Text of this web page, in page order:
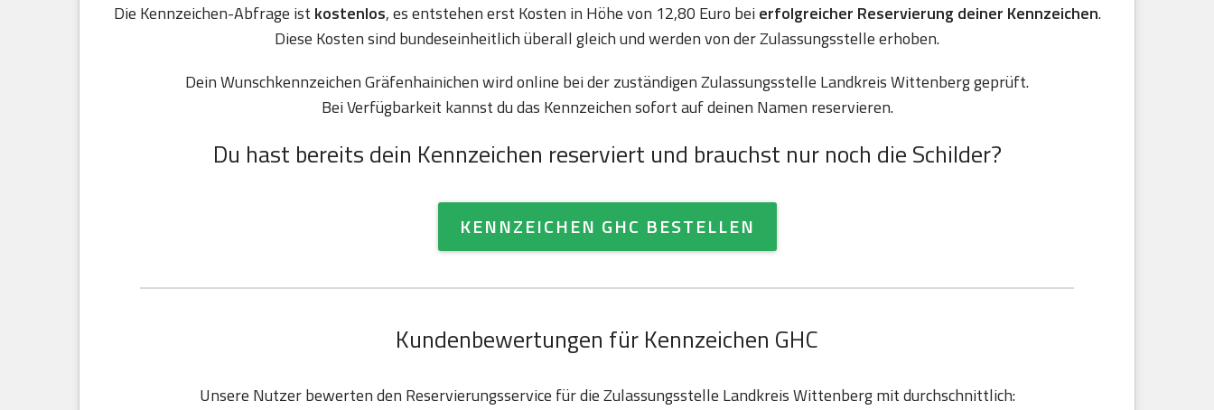
Die Kennzeichen-Abfrage ist kostenlos, es entstehen erst Kosten in Höhe von 12,80 Euro beierfolgreicher Reservierung deiner Kennzeichen.
Diese Kosten sind bundeseinheitlich überall gleich und werden von der Zulassungsstelle erhoben.
Dein Wunschkennzeichen Gräfenhainichen wird online bei der zuständigen Zulassungsstelle Landkreis Wittenberg geprüft.
Bei Verfügbarkeit kannst du das Kennzeichen sofort auf deinen Namen reservieren.
Du hast bereits dein Kennzeichen reserviert und brauchst nur noch die Schilder?
KENNZEICHEN GHC BESTELLEN
Kundenbewertungen für Kennzeichen GHC
Unsere Nutzer bewerten den Reservierungsservice für die Zulassungsstelle Landkreis Wittenberg mit durchschnittlich: